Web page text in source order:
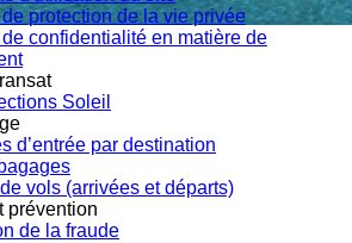
protection de la vie privée
confidentialité en matière de
Soleil
d’entrée par destination
vols (arrivées et départs)
prévention
de la fraude